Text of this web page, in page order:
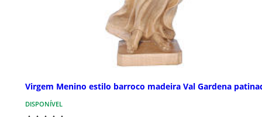
Virgem Menino estilo barroco madeira Val Gardena
DISPONÍVEL